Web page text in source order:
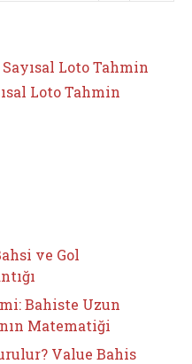
Loto Tahmin
Loto Tahmin
ve Gol
Bahiste Uzun
Matematiği
Value Bahis